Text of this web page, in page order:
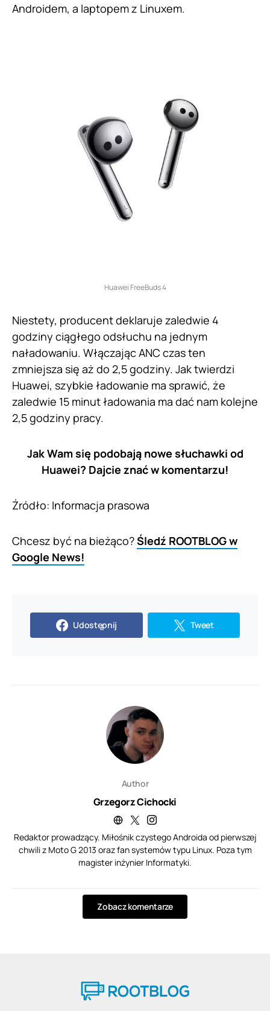
Androidem, a laptopem z Linuxem.
Huawei FreeBuds 4
Niestety, producent deklaruje zaledwie 4
godziny ciągłego odsłuchu na jednym
naładowaniu. Włączając ANC czas ten
zmniejsza się aż do 2,5 godziny. Jak twierdzi
Huawei, szybkie ładowanie ma sprawić, że
zaledwie 15 minut ładowania ma dać nam kolejne
2,5 godziny pracy.
Jak Wam się podobają nowe słuchawki od
Huawei? Dajcie znać w komentarzu!
Źródło: Informacja prasowa
Chcesz być na bieżąco?Śledź ROOTBLOG w
Google News!
Udostępnij Tweet
Author
Grzegorz Cichocki
Redaktor prowadzący. Miłośnik czystego Androida od pierwszej
chwili z Moto G 2013 oraz fan systemów typu Linux. Poza tym
magister inżynier Informatyki.
Zobacz komentarze